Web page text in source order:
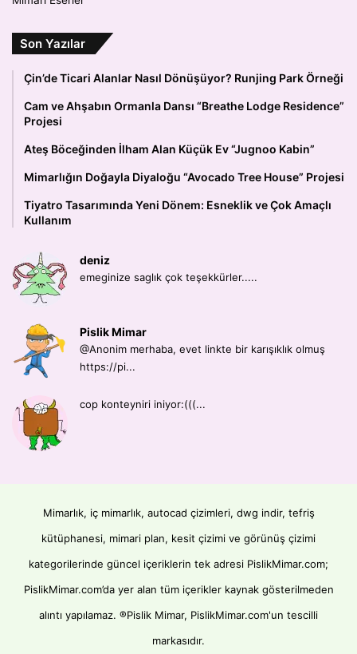
Son Yazılar
Çin’de Ticari Alanlar Nasıl Dönüşüyor? Runjing Park Örneği
Cam ve Ahşabın Ormanla Dansı “Breathe Lodge Residence”
Projesi
Ateş Böceğinden İlham Alan Küçük Ev “Jugnoo Kabin”
Mimarlığın Doğayla Diyaloğu “Avocado Tree House” Projesi
Tiyatro Tasarımında Yeni Dönem: Esneklik ve Çok Amaçlı
Kullanım
deniz
emeginize saglık çok teşekkürler.....
Pislik Mimar
@Anonim merhaba, evet linkte bir karışıklık olmuş
https://pi...
cop konteyniri iniyor:(((...
Mimarlık, iç mimarlık, autocad çizimleri, dwg indir, tefriş
kütüphanesi, mimari plan, kesit çizimi ve görünüş çizimi
kategorilerinde güncel içeriklerin tek adresi PislikMimar.com;
PislikMimar.com’da yer alan tüm içerikler kaynak gösterilmeden
alıntı yapılamaz. ®Pislik Mimar, PislikMimar.com'un tescilli
markasıdır.